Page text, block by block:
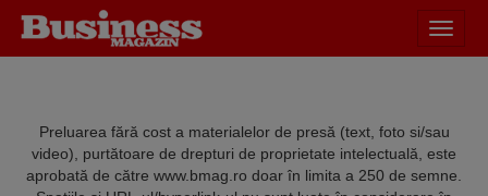
meniu
Preluarea fără cost a materialelor de presă (text, foto si/sau
video), purtătoare de drepturi de proprietate intelectuală, este
aprobată de către www.bmag.ro doar în limita a 250 de semne.